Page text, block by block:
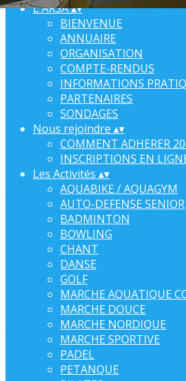
L'ARSA▴▾
BIENVENUE
ANNUAIRE
ORGANISATION
COMPTE-RENDUS
INFORMATIONS
PARTENAIRES
SONDAGES
Nous rejoindre ▴▾
COMMENT ADHERER
INSCRIPTIONS EN
Les Activités ▴▾
AQUABIKE / AQUAGYM
AUTO-DEFENSE SENIOR
BADMINTON
BOWLING
CHANT
DANSE
GOLF
MARCHE AQUATIQUE
MARCHE DOUCE
MARCHE NORDIQUE
MARCHE SPORTIVE
PADEL
PETANQUE